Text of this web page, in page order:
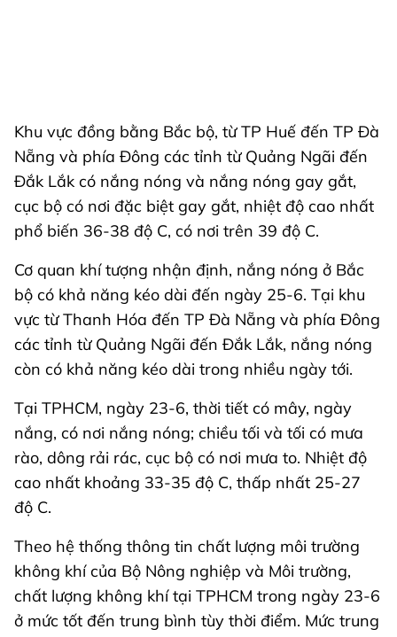
Khu vực đồng bằng Bắc bộ, từ TP Huế đến TP Đà
Nẵng và phía Đông các tỉnh từ Quảng Ngãi đến
Đắk Lắk có nắng nóng và nắng nóng gay gắt,
cục bộ có nơi đặc biệt gay gắt, nhiệt độ cao nhất
phổ biến 36-38 độ C, có nơi trên 39 độ C.
Cơ quan khí tượng nhận định, nắng nóng ở Bắc
bộ có khả năng kéo dài đến ngày 25-6. Tại khu
vực từ Thanh Hóa đến TP Đà Nẵng và phía Đông
các tỉnh từ Quảng Ngãi đến Đắk Lắk, nắng nóng
còn có khả năng kéo dài trong nhiều ngày tới.
Tại TPHCM, ngày 23-6, thời tiết có mây, ngày
nắng, có nơi nắng nóng; chiều tối và tối có mưa
rào, dông rải rác, cục bộ có nơi mưa to. Nhiệt độ
cao nhất khoảng 33-35 độ C, thấp nhất 25-27
độ C.
Theo hệ thống thông tin chất lượng môi trường
không khí của Bộ Nông nghiệp và Môi trường,
chất lượng không khí tại TPHCM trong ngày 23-6
ở mức tốt đến trung bình tùy thời điểm. Mức trung